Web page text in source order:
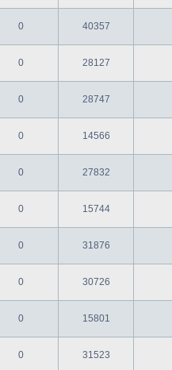
0 40357
0 28127
0 28747
0 14566
0 27832
0 15744
0 31876
0 30726
0 15801
0 31523